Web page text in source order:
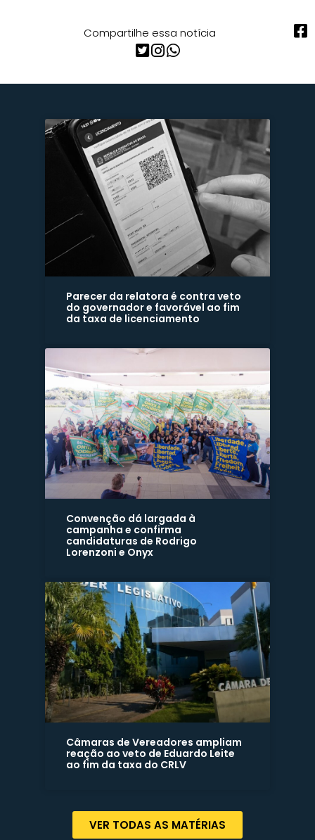
Compartilhe essa notícia
Parecer da relatora é contra veto
do governador e favorável ao fim
da taxa de licenciamento
Convenção dá largada à
campanha e confirma
candidaturas de Rodrigo
Lorenzoni e Onyx
Câmaras de Vereadores ampliam
reação ao veto de Eduardo Leite
ao fim da taxa do CRLV
VER TODAS AS MATÉRIAS